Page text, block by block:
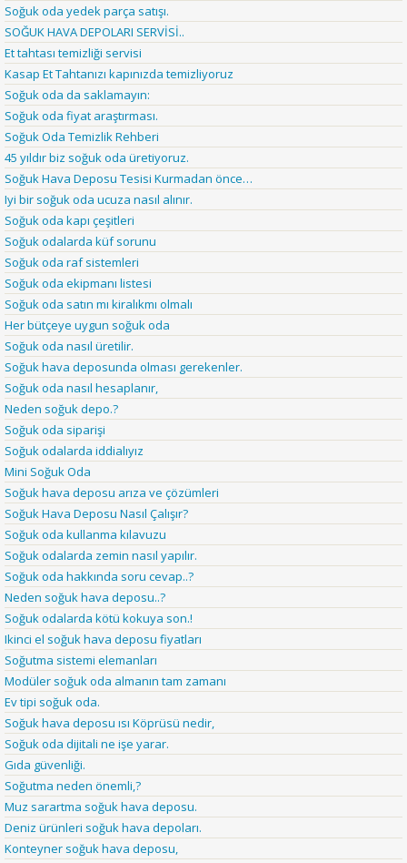
Soğuk oda yedek parça satışı.
SOĞUK HAVA DEPOLARI SERVİSİ..
Et tahtası temizliği servisi
Kasap Et Tahtanızı kapınızda temizliyoruz
Soğuk oda da saklamayın:
Soğuk oda fiyat araştırması.
Soğuk Oda Temizlik Rehberi
45 yıldır biz soğuk oda üretiyoruz.
Soğuk Hava Deposu Tesisi Kurmadan önce…
Iyi bir soğuk oda ucuza nasıl alınır.
Soğuk oda kapı çeşitleri
Soğuk odalarda küf sorunu
Soğuk oda raf sistemleri
Soğuk oda ekipmanı listesi
Soğuk oda satın mı kiralıkmı olmalı
Her bütçeye uygun soğuk oda
Soğuk oda nasıl üretilir.
Soğuk hava deposunda olması gerekenler.
Soğuk oda nasıl hesaplanır,
Neden soğuk depo.?
Soğuk oda siparişi
Soğuk odalarda iddialıyız
Mini Soğuk Oda
Soğuk hava deposu arıza ve çözümleri
Soğuk Hava Deposu Nasıl Çalışır?
Soğuk oda kullanma kılavuzu
Soğuk odalarda zemin nasıl yapılır.
Soğuk oda hakkında soru cevap..?
Neden soğuk hava deposu..?
Soğuk odalarda kötü kokuya son.!
Ikinci el soğuk hava deposu fiyatları
Soğutma sistemi elemanları
Modüler soğuk oda almanın tam zamanı
Ev tipi soğuk oda.
Soğuk hava deposu ısı Köprüsü nedir,
Soğuk oda dijitali ne işe yarar.
Gıda güvenliği.
Soğutma neden önemli,?
Muz sarartma soğuk hava deposu.
Deniz ürünleri soğuk hava depoları.
Konteyner soğuk hava deposu,